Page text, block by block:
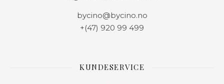
bycino@bycino.no
+(47) 920 99 499
KUNDESERVICE